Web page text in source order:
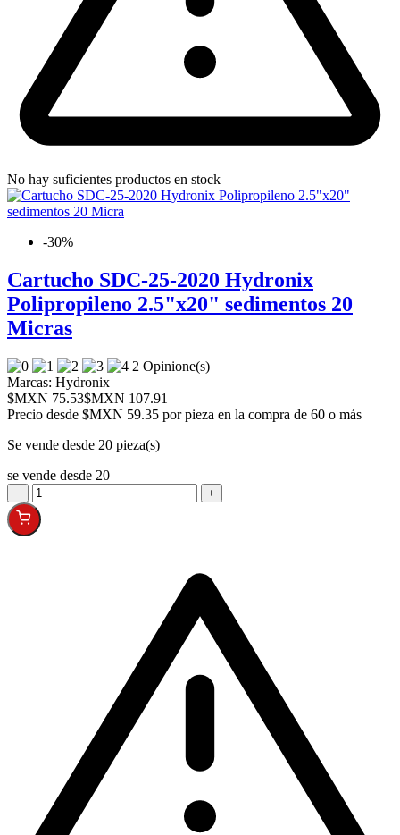
No hay suficientes productos en stock
-30%
Cartucho SDC-25-2020 Hydronix
Polipropileno 2.5"x20" sedimentos 20
Micras
2 Opinione(s)
Marcas: Hydronix
$MXN 75.53$MXN 107.91
Precio desde $MXN 59.35 por pieza en la compra de 60 o más
Se vende desde 20 pieza(s)
se vende desde 20
− +